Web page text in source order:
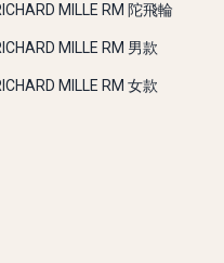
MILLE RM 陀飛輪
MILLE RM 男款
MILLE RM 女款